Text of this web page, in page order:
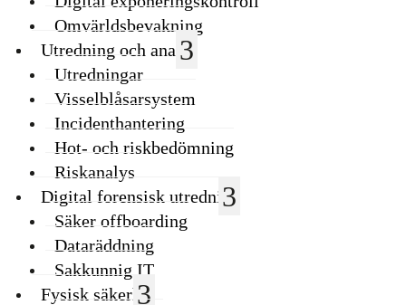
Omvärldsbevakning
Utredning och analys
Utredningar
Visselblåsarsystem
Incidenthantering
Hot- och riskbedömning
Riskanalys
Digital forensisk utredning
Säker offboarding
Dataräddning
Sakkunnig IT
Fysisk säkerhet